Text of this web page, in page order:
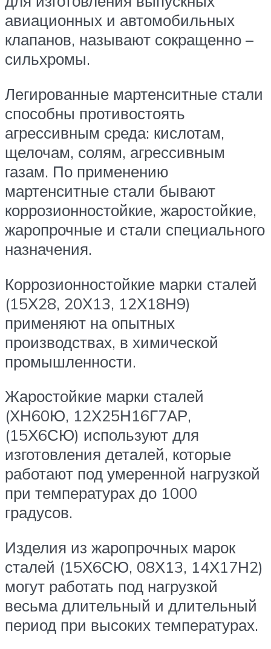
авиационных и автомобильных
клапанов, называют сокращенно –
сильхромы.
Легированные мартенситные стали
способны противостоять
агрессивным среда: кислотам,
щелочам, солям, агрессивным
газам. По применению
мартенситные стали бывают
коррозионностойкие, жаростойкие,
жаропрочные и стали специального
назначения.
Коррозионностойкие марки сталей
(15Х28, 20Х13, 12Х18Н9)
применяют на опытных
производствах, в химической
промышленности.
Жаростойкие марки сталей
(ХН60Ю, 12Х25Н16Г7АР,
(15Х6СЮ) используют для
изготовления деталей, которые
работают под умеренной нагрузкой
при температурах до 1000
градусов.
Изделия из жаропрочных марок
сталей (15Х6СЮ, 08Х13, 14Х17Н2)
могут работать под нагрузкой
весьма длительный и длительный
период при высоких температурах.